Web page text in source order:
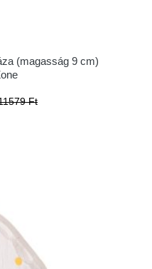
(magasság 9 cm)
Ft